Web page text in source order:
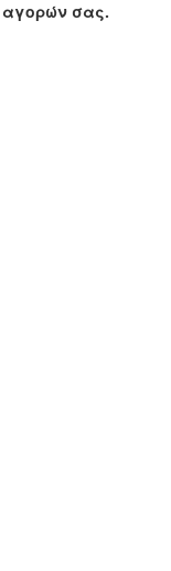
αγορών σας.